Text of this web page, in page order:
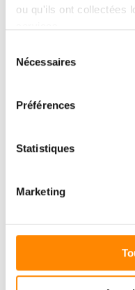
ou qu'ils ont collectées
Nécessaires
Préférences
Statistiques
Marketing